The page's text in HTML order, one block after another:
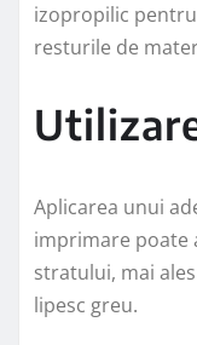
izopropilic
resturile de
Aplicarea unui
imprimare poate
stratului, mai
lipesc greu.